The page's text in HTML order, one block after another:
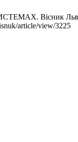
article/view/3225